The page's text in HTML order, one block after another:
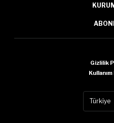
Gizlilik
Türkiye